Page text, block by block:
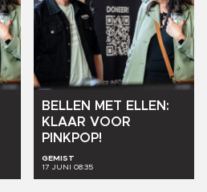
BELLEN MET ELLEN:
KLAAR VOOR
PINKPOP!
GEMIST
17 JUNI 08:35